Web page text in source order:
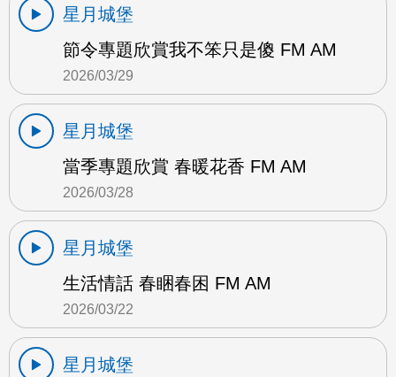
星月城堡
節令專題欣賞我不笨只是傻 FM AM
2026/03/29
星月城堡
當季專題欣賞 春暖花香 FM AM
2026/03/28
星月城堡
生活情話 春睏春困 FM AM
2026/03/22
星月城堡